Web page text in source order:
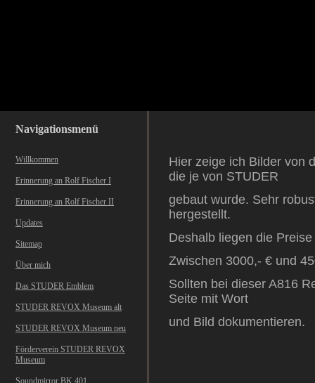
Navigationsmenü
Willkommen
Erinnerung an Rolf Fischer I
Erinnerung an Rolf Fischer II
Updates
Sitemap
Über mich
Das STUDER Emblem
STUDER REVOX Museum alt
STUDER REVOX Museum neu
Förderverein STUDER REVOX
Museum
Soundmirror BK 401
Hier zeige ich Bilder von
die je von STUDER
gebaut wurde. Sehr
hergestellt.
Deshalb liegen die
Zwischen 3000,- € und
Sollten bei dieser A816
Seite mit Wort
und Bild dokumentieren.